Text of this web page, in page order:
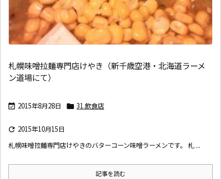
札幌味噌拉麺専門店けやき（新千歳空港・北海道ラーメ
ン道場にて）
 2015年8月28日  31.飲食店
 2015年10月15日
札幌味噌拉麺専門店けやきのバターコーン味噌ラーメンです。 札 ...
記事を読む